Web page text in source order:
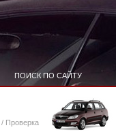
ПОИСК ПО САЙТУ
/ Проверка